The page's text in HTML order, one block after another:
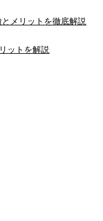
メリットを徹底解説
ットを解説